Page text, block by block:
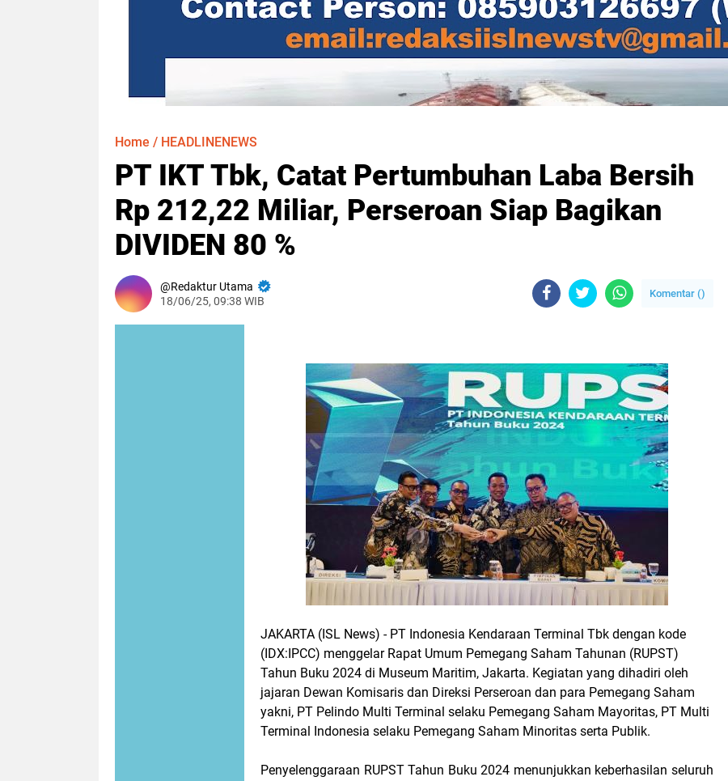
Home / HEADLINENEWS
PT IKT Tbk, Catat Pertumbuhan Laba Bersih
Rp 212,22 Miliar, Perseroan Siap Bagikan
DIVIDEN 80 %
Redaktur Utama
18/06/25, 09:38 WIB
Komentar ()
JAKARTA (ISL News) - PT Indonesia Kendaraan Terminal Tbk dengan kode
(IDX:IPCC) menggelar Rapat Umum Pemegang Saham Tahunan (RUPST)
Tahun Buku 2024 di Museum Maritim, Jakarta. Kegiatan yang dihadiri oleh
jajaran Dewan Komisaris dan Direksi Perseroan dan para Pemegang Saham
yakni, PT Pelindo Multi Terminal selaku Pemegang Saham Mayoritas, PT Multi
Terminal Indonesia selaku Pemegang Saham Minoritas serta Publik.
Penyelenggaraan RUPST Tahun Buku 2024 menunjukkan keberhasilan seluruh